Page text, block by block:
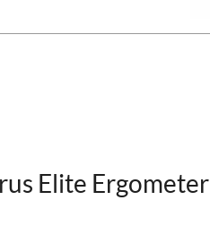
Elite Ergometer